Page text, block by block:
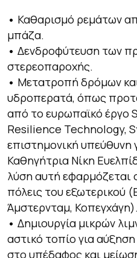
• Καθαρισμό ρεμάτων
μπάζα.
• Δενδροφύτευση των
στερεοπαροχής.
• Μετατροπή δρόμων
υδροπερατά, όπως
από το ευρωπαϊκό έργο
Resilience Technology,
επιστημονική υπεύθυνη
Καθηγήτρια Νίκη
λύση αυτή εφαρμόζεται
πόλεις του εξωτερικού
Άμστερνταμ, Κοπεγχάγη).
• Δημιουργία μικρών
αστικό τοπίο για
στο υπέδαφος και